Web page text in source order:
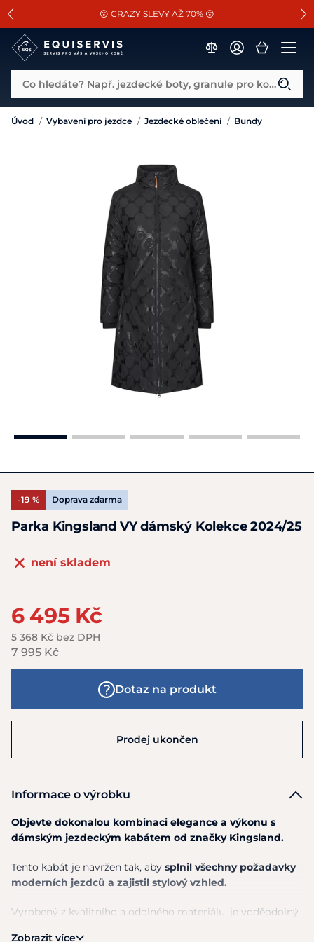
SLEVA 13% na vše od Cassini!
😮 CRAZY SLEVY AŽ 70% 😮
📐Pasování a doplňky k vybraným sedlům ZDARMA 🐴
Co hledáte? Např. jezdecké boty, granule pro koně...
Úvod / Vybavení pro jezdce / Jezdecké oblečení / Bundy
-19 % Doprava zdarma
Parka Kingsland VY dámský Kolekce 2024/25
není skladem
6 495 Kč
5 368 Kč bez DPH
7 995 Kč
Dotaz na produkt
Prodej ukončen
Informace o výrobku
Objevte dokonalou kombinaci elegance a výkonu s
dámským jezdeckým kabátem od značky Kingsland.
Tento kabát je navržen tak, aby splnil všechny požadavky
moderních jezdců a zajistil stylový vzhled.
Vyrobený z kvalitního a odolného materiálu, je voděodolný
Zobrazit více